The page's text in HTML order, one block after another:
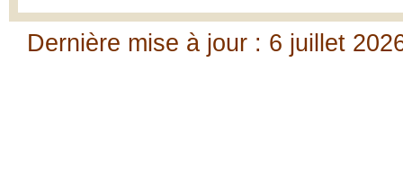
Dernière mise à jour : 6 juillet